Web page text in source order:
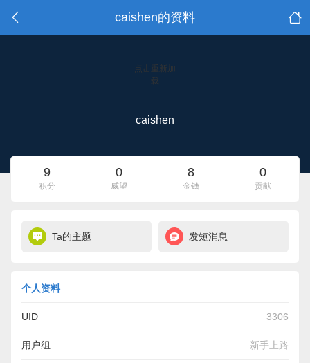
caishen的资料
点击重新加
载
caishen
9
积分
0
威望
8
金钱
0
贡献
Ta的主题 发短消息
个人资料
UID 3306
用户组 新手上路